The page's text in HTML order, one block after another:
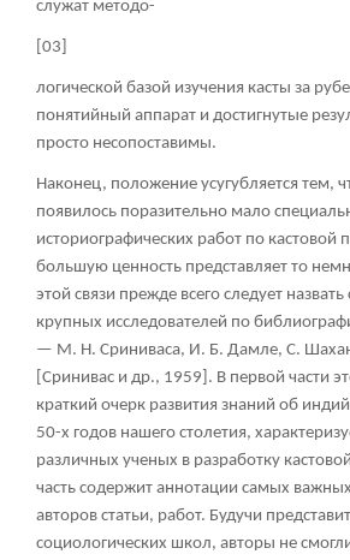
служат методо-
[03]
логической базой изучения касты за
понятийный аппарат и достигнутые
просто несопоставимы.
Наконец, положение усугубляется тем,
появилось поразительно мало
историографических работ по кастовой
большую ценность представляет то
этой связи прежде всего следует
крупных исследователей по
— М. Н. Сриниваса, И. Б. Дамле, С.
[Сринивас и др., 1959]. В первой части
краткий очерк развития знаний об
50-х годов нашего столетия,
различных ученых в разработку
часть содержит аннотации самых
авторов статьи, работ. Будучи
социологических школ, авторы не